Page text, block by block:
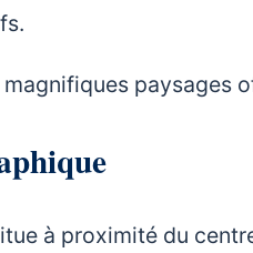
paysages
à proximité du